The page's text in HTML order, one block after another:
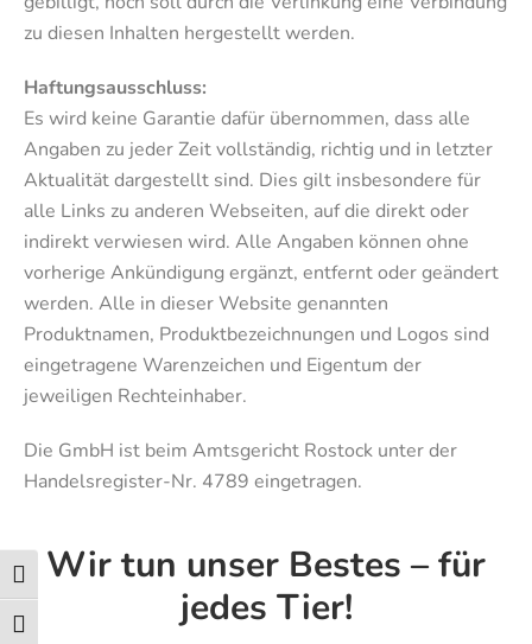
Umschalten auf hohe Kontraste
Schrift vergrößern
zu diesen Inhalten hergestellt werden.
Haftungsausschluss:
Es wird keine Garantie dafür übernommen, dass alle
Angaben zu jeder Zeit vollständig, richtig und in letzter
Aktualität dargestellt sind. Dies gilt insbesondere für
alle Links zu anderen Webseiten, auf die direkt oder
indirekt verwiesen wird. Alle Angaben können ohne
vorherige Ankündigung ergänzt, entfernt oder geändert
werden. Alle in dieser Website genannten
Produktnamen, Produktbezeichnungen und Logos sind
eingetragene Warenzeichen und Eigentum der
jeweiligen Rechteinhaber.
Die GmbH ist beim Amtsgericht Rostock unter der
Handelsregister-Nr. 4789 eingetragen.
Wir tun unser Bestes – für
jedes Tier!